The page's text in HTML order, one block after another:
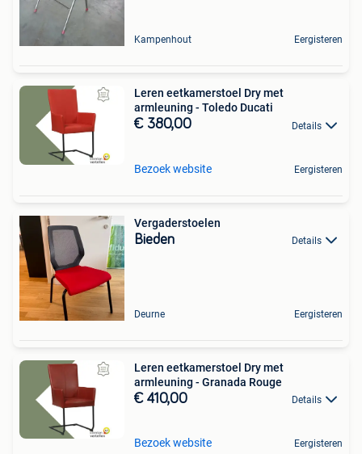
Kampenhout Eergisteren
Leren eetkamerstoel Dry met
armleuning - Toledo Ducati
€ 380,00 Details
Bezoek website Eergisteren
Vergaderstoelen
Bieden Details
Deurne Eergisteren
Leren eetkamerstoel Dry met
armleuning - Granada Rouge
€ 410,00 Details
Bezoek website Eergisteren